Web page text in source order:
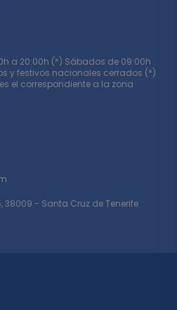
, 38009 - Santa Cruz de Tenerife
a 20:00h (*) Sábados de 09:00h
y festivos nacionales cerrados (*)
el correspondiente a la zona